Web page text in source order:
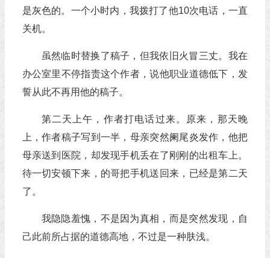
是灰色的。一个小时内，我拨打了他10次电话，一直
关机。
虽然临时替换了稿子，但我依旧火冒三丈。我在
办公室里不停指责这个作者，说他职业道德低下，发
誓从此不再用他的稿子。
第二天上午，作者打电话过来。原来，那天晚
上，作者稿子写到一半，母亲突然阑尾炎发作，他把
母亲送到医院，却发现手机丢在了刚刚的出租车上。
待一切安顿下来，的哥把手机送回来，已经是第二天
了。
我隐隐羞愧，不是因为真相，而是突然发现，自
己此前所占据的道德高地，不过是一种肤浅。